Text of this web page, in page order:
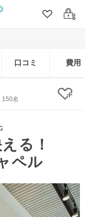
クリップ
ログ
口コミ 費用
150名 ク
る！
ペル